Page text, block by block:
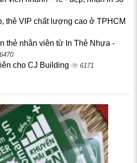
thẻ VIP chất lượng cao ở TPHCM
thẻ nhân viên từ In Thẻ Nhựa -
6470
cho CJ Building 6171